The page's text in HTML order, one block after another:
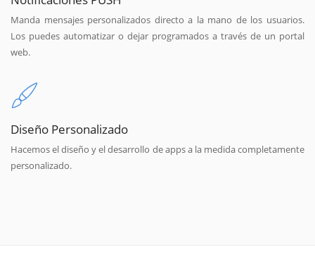
Manda mensajes personalizados directo a la mano de los usuarios.
Los puedes automatizar o dejar programados a través de un portal
web.
Diseño Personalizado
Hacemos el diseño y el desarrollo de apps a la medida completamente
personalizado.